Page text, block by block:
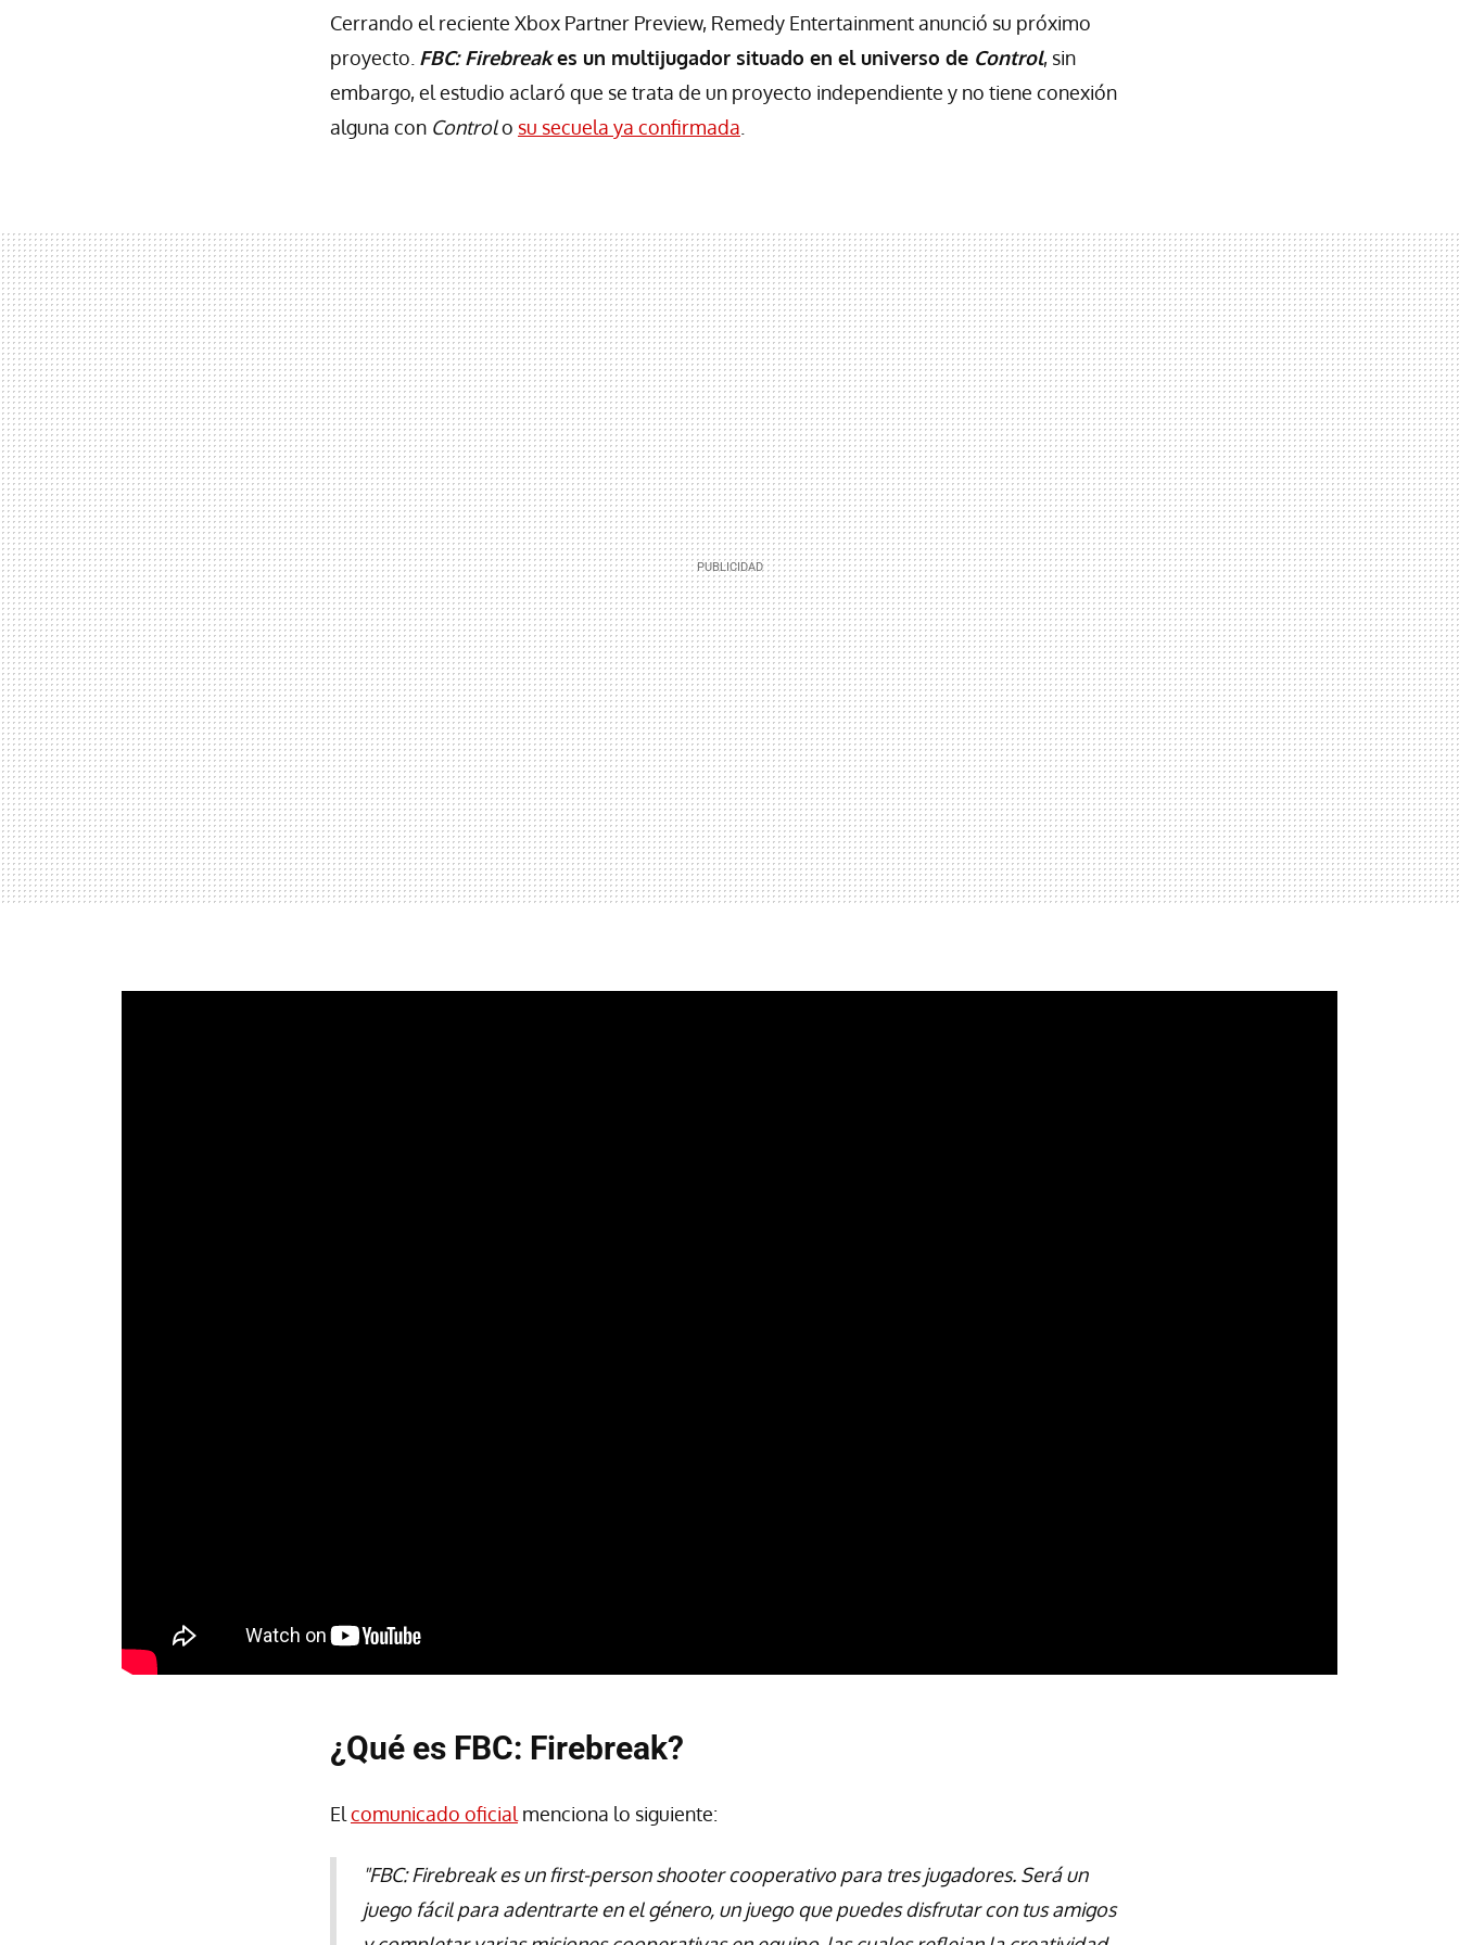
Cerrando el reciente Xbox Partner Preview, Remedy Entertainment anunció su próximo
proyecto. FBC: Firebreakes un multijugador situado en el universo de Control, sin
embargo, el estudio aclaró que se trata de un proyecto independiente y no tiene conexión
alguna con Controlo su secuela ya confirmada
¿Qué es FBC: Firebreak?
El comunicado oficial menciona lo siguiente:
"FBC: Firebreak es un first-person shooter cooperativo para tres jugadores. Será un
juego fácil para adentrarte en el género, un juego que puedes disfrutar con tus amigos